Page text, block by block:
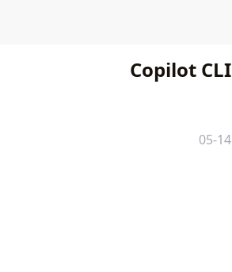
Copilot CLI
05-14